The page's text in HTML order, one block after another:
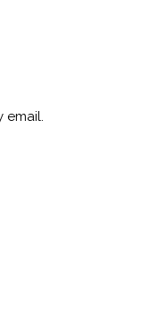
email.